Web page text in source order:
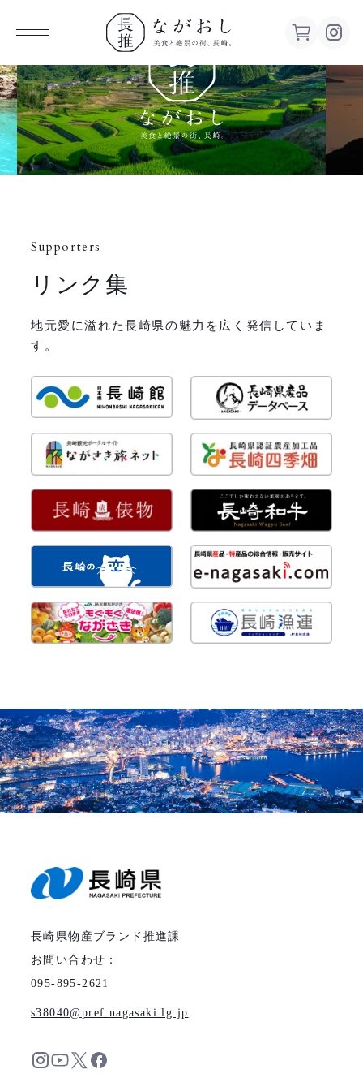
ながお
し 美食
と絶景の
Supporters
リンク集
地元愛に溢れた長崎県の魅力を広く発信していま
す。
長崎県物産ブランド推進課
お問い合わせ：
095-895-2621
s38040 pref.nagasaki.lg.jp